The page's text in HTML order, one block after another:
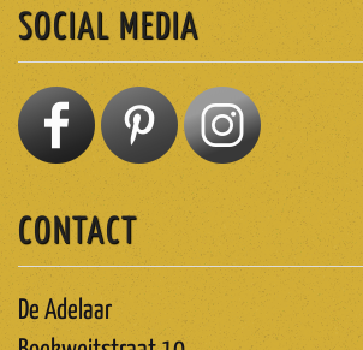
SOCIAL MEDIA
CONTACT
De Adelaar